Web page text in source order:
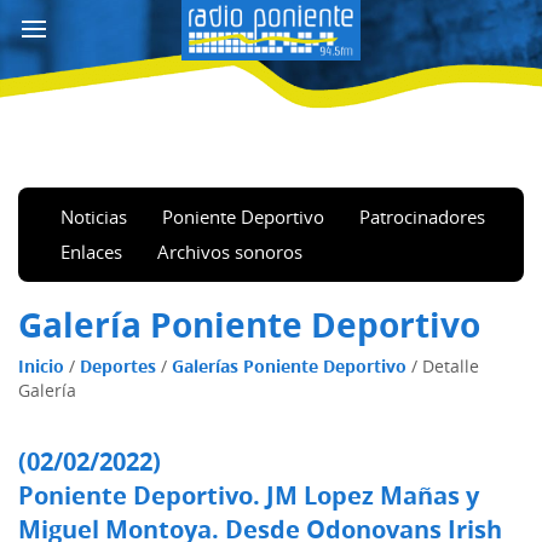
Noticias Poniente Deportivo
Patrocinadores
Enlaces
Archivos sonoros
Galería Poniente Deportivo
Inicio / Deportes / Galerías Poniente Deportivo / Detalle
Galería
(02/02/2022)
Poniente Deportivo. JM Lopez Mañas y
Miguel Montoya. Desde Odonovans Irish